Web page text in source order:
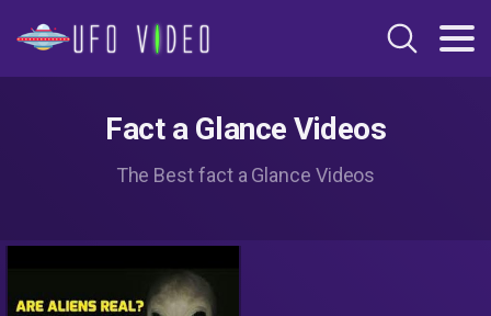
Fact a Glance Videos
The Best fact a Glance Videos